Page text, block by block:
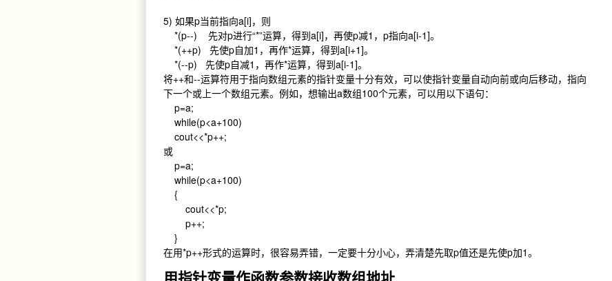
5) 如果p当前指向a[i]，则
*(p--) 先对p进行“*”运算，得到a[i]，再使p减1，p指向a[i-1]。
*(++p) 先使p自加1，再作*运算，得到a[i+1]。
*(--p) 先使p自减1，再作*运算，得到a[i-1]。
将++和--运算符用于指向数组元素的指针变量十分有效，可以使指针变量自动向前或向后移动，指向
下一个或上一个数组元素。例如，想输出a数组100个元素，可以用以下语句：
p=a;
while(p<a+100)
cout<<*p++;
或
p=a;
while(p<a+100)
{
cout<<*p;
p++;
}
在用*p++形式的运算时，很容易弄错，一定要十分小心，弄清楚先取p值还是先使p加1。
用指针变量作函数参数接收数组地址